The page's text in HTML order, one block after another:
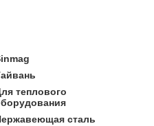
теплового
сталь